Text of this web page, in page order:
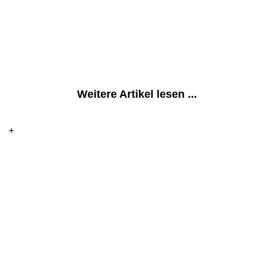
Weitere Artikel lesen ...